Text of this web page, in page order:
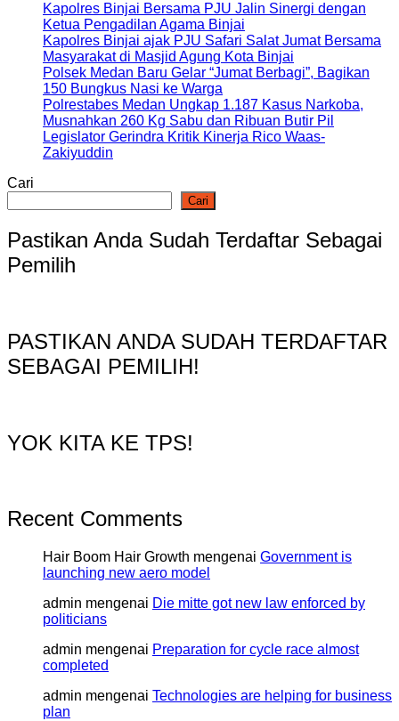
Kapolres Binjai Bersama PJU Jalin Sinergi dengan
Ketua Pengadilan Agama Binjai
Kapolres Binjai ajak PJU Safari Salat Jumat Bersama
Masyarakat di Masjid Agung Kota Binjai
Polsek Medan Baru Gelar “Jumat Berbagi”, Bagikan
150 Bungkus Nasi ke Warga
Polrestabes Medan Ungkap 1.187 Kasus Narkoba,
Musnahkan 260 Kg Sabu dan Ribuan Butir Pil
Legislator Gerindra Kritik Kinerja Rico Waas-
Zakiyuddin
Cari
Cari
Pastikan Anda Sudah Terdaftar Sebagai
Pemilih
PASTIKAN ANDA SUDAH TERDAFTAR
SEBAGAI PEMILIH!
YOK KITA KE TPS!
Recent Comments
Hair Boom Hair Growth mengenai Government is
launching new aero model
admin mengenai Die mitte got new law enforced by
politicians
admin mengenai Preparation for cycle race almost
completed
admin mengenai Technologies are helping for business
plan